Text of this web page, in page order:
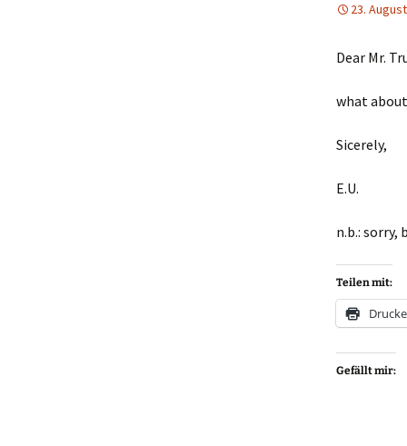
23.
Dear Mr.
what
Sicerely,
E.U.
n.b.: sorry,
Teilen mit:
Gefällt mir: